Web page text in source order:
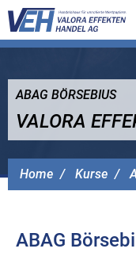
Home Kurse
ABAG BÖRSEBIUS
VALORA
ABAG